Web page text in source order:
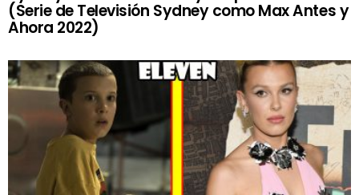
(Serie de Televisión Sydney como Max Antes y
Ahora 2022)